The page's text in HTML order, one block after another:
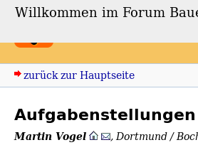
Forum
zurück zur Hauptseite
Martin Vogel ,Dortmund /
Willkommen im Forum